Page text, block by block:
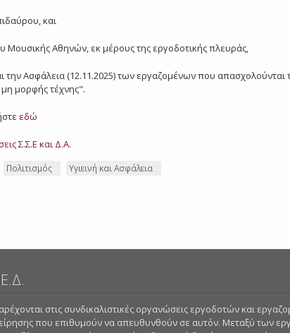
και
Μουσικής Αθηνών, εκ μέρους της εργοδοτικής πλευράς,
την Ασφάλεια (12.11.2025) των εργαζομένων που
μορφής τέχνης".
εδώ
Σ.Σ.Ε και Δ.Α.
Πολιτισμός Υγιεινή και Ασφάλεια
στις συνδικαλιστικές οργανώσεις εργοδοτών και
που επιθυμούν να απευθυνθούν σε αυτόν. Μεταξύ των